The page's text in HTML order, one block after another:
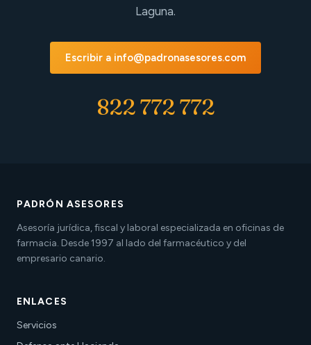
Laguna.
Escribir a info@padronasesores.com
822 772 772
PADRÓN ASESORES
Asesoría jurídica, fiscal y laboral especializada en oficinas de
farmacia. Desde 1997 al lado del farmacéutico y del
empresario canario.
ENLACES
Servicios